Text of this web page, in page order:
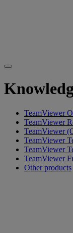
TeamViewer
TeamViewer
TeamViewer
TeamViewer
TeamViewer
TeamViewer
Other products